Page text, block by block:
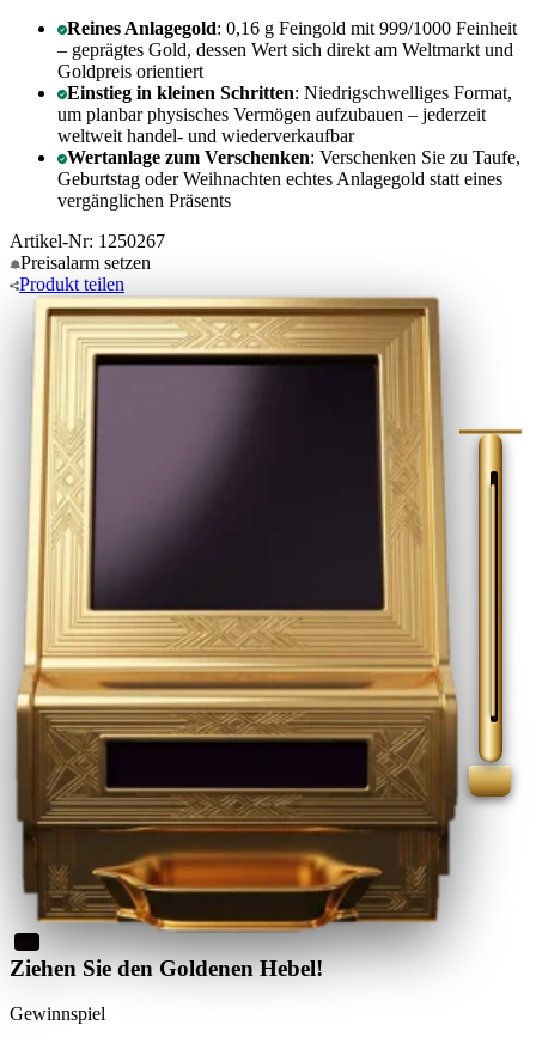
Reines Anlagegold: 0,16 g Feingold mit 999/1000 Feinheit
– geprägtes Gold, dessen Wert sich direkt am Weltmarkt und
Goldpreis orientiert
Einstieg in kleinen Schritten: Niedrigschwelliges Format,
um planbar physisches Vermögen aufzubauen – jederzeit
weltweit handel- und wiederverkaufbar
Wertanlage zum Verschenken: Verschenken Sie zu Taufe,
Geburtstag oder Weihnachten echtes Anlagegold statt eines
vergänglichen Präsents
Artikel-Nr: 1250267
Preisalarm setzen
Produkt teilen
Ziehen Sie den Goldenen Hebel!
Gewinnspiel